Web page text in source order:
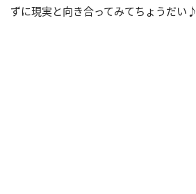
ずに現実と向き合ってみてちょうだい♪